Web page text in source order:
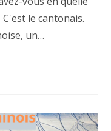
le cantonais.
un…